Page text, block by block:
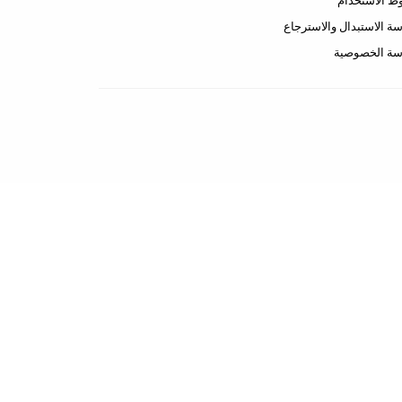
الاستبدال والاسترجاع
الخصوصية